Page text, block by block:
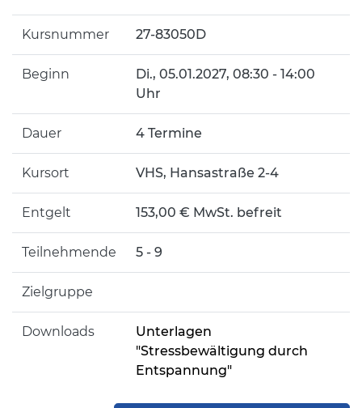
Kursnummer 27-83050D
Beginn Di., 05.01.2027, 08:30 - 14:00
Uhr
Dauer 4 Termine
Kursort VHS, Hansastraße 2-4
Entgelt 153,00 € MwSt. befreit
Teilnehmende 5 - 9
Zielgruppe
Downloads
Unterlagen
"Stressbewältigung durch
Entspannung"